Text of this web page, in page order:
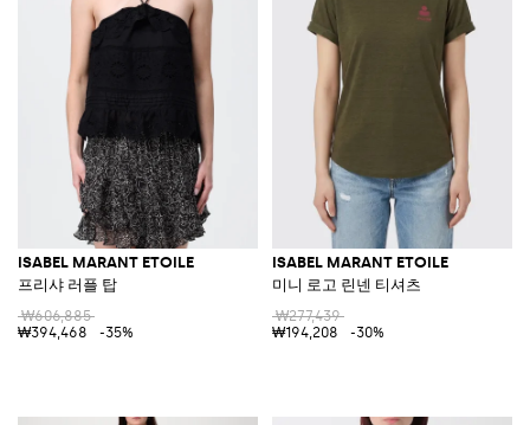
ISABEL MARANT ETOILE
프리샤 러플 탑
₩606,885
₩394,468
-35%
ISABEL MARANT ETOILE
미니 로고 린넨 티셔츠
₩277,439
₩194,208
-30%